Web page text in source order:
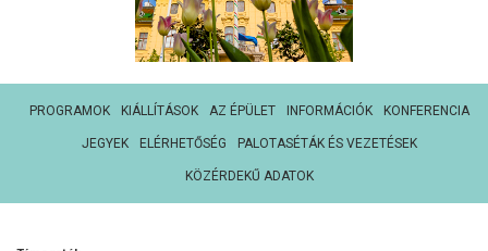
PROGRAMOK KIÁLLÍTÁSOK AZ ÉPÜLET INFORMÁCIÓK KONFERENCIA
JEGYEK ELÉRHETŐSÉG PALOTASÉTÁK ÉS VEZETÉSEK
KÖZÉRDEKŰ ADATOK